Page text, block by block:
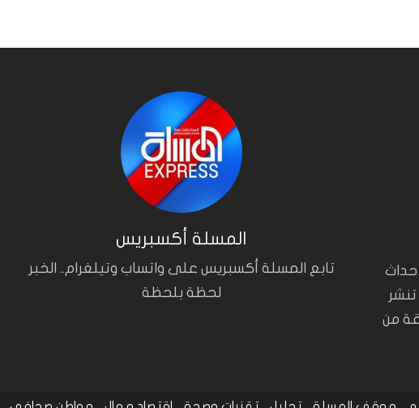
المسلة أكسبريس
تابع المسلة أكسبريس على واتساب وتيلغرام.. الخبر
لحظة بلحظة
من